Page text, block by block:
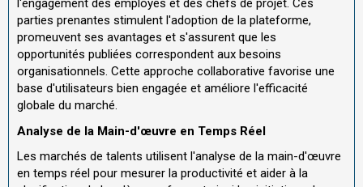
l'engagement des employés et des chefs de projet. Ces
parties prenantes stimulent l'adoption de la plateforme,
promeuvent ses avantages et s'assurent que les
opportunités publiées correspondent aux besoins
organisationnels. Cette approche collaborative favorise une
base d'utilisateurs bien engagée et améliore l'efficacité
globale du marché.
Analyse de la Main-d'œuvre en Temps Réel
Les marchés de talents utilisent l'analyse de la main-d'œuvre
en temps réel pour mesurer la productivité et aider à la